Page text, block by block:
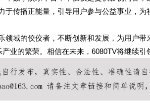
于传播正能量，引导用户参与公益事业，为
领域的佼佼者，不断创新和发展，为用户
业的繁荣。相信在未来，6080TV将继续